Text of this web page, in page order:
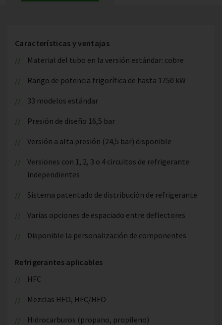
Características y ventajas
Material del tubo en la versión estándar: cobre
Rango de potencia frigorífica de hasta 1750 kW
33 modelos estándar
Presión de diseño 16,5 bar
Versión a alta presión (24,5 bar) disponible
Versiones con 1, 2, 3 o 4 circuitos de refrigerante
independientes
Sistema patentado de distribución de refrigerante
Varias opciones de espaciado entre deflectores
Disponible la personalización de componentes
Refrigerantes aplicables
HFC
Mezclas HFO, HFC/HFO
Hidrocarburos (propano, propileno)